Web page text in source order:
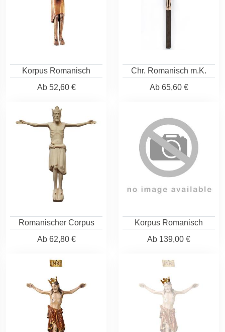
Korpus Romanisch
Ab52,60 €
Chr. Romanisch m.K.
Ab65,60 €
Romanischer Corpus
Ab62,80 €
Korpus Romanisch
Ab 139,00 €